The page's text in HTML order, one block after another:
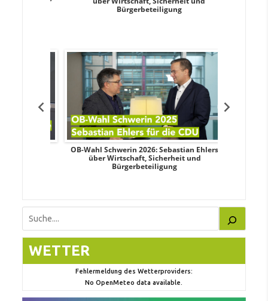
Bürgerbeteiligung
OB-Wahl Schwerin 2026: Sebastian Ehlers
über Wirtschaft, Sicherheit und
Bürgerbeteiligung
Suchen
WETTER
Fehlermeldung des Wetterproviders:
No OpenMeteo data available.